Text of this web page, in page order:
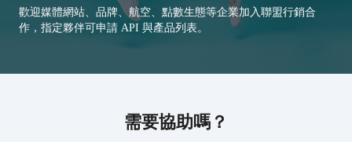
歡迎媒體網站、品牌、航空、點數生態等企業加入聯盟行銷合
作，指定夥伴可申請 API 與產品列表。
需要協助嗎？